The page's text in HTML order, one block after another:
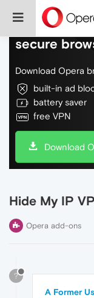
Do more on
secure
Download Opera
built-in ad
battery saver
free VPN
Download
Hide My IP
Opera add-ons
?
A Former